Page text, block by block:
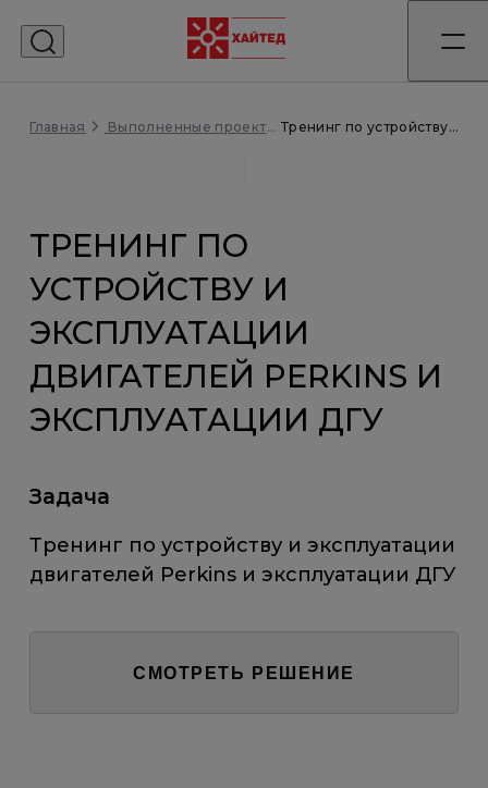
Главная Выполненные проекты Тренинг по устройству и эксплуатации двигателей Perkins и эксплуатации ДГУ
ТРЕНИНГ ПО
УСТРОЙСТВУ И
ЭКСПЛУАТАЦИИ
ДВИГАТЕЛЕЙ PERKINS И
ЭКСПЛУАТАЦИИ ДГУ
Задача
Тренинг по устройству и эксплуатации
двигателей Perkins и эксплуатации ДГУ
СМОТРЕТЬ РЕШЕНИЕ